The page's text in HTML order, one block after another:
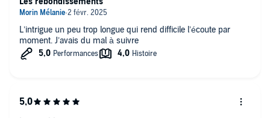
L’intrigue un peu trop longue qui rend difficile l’écoute par
moment. J’avais du mal à suivre